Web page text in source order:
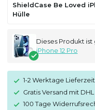
ShieldCase Be Loved
Hülle
Dieses Produkt
iPhone 12 Pro
1-2 Werktage Lieferzeit
Gratis Versand mit
100 Tage